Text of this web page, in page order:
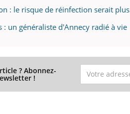
: le risque de réinfection serait
: un généraliste d'Annecy radié à vie
? Abonnez-
!